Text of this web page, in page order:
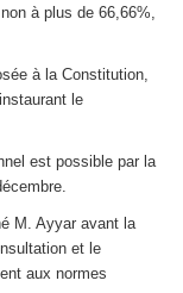
à plus de 66,66%,
à la Constitution,
le
est possible par la
M. Ayyar avant la
et le
aux normes